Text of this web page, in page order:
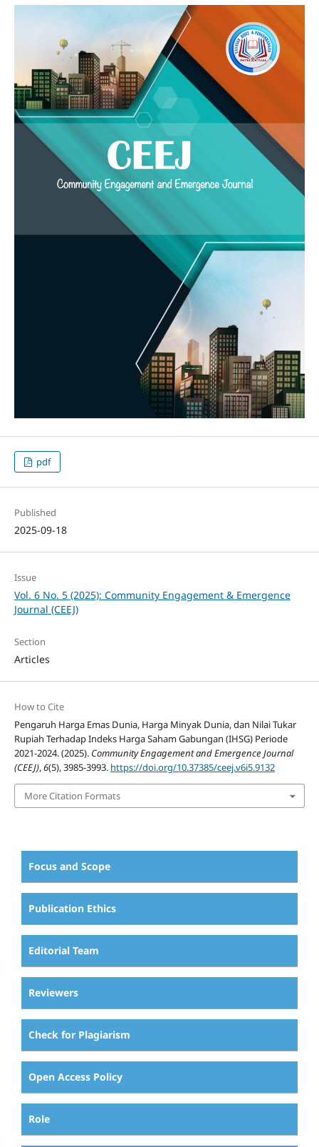
pdf
Published
2025-09-18
Issue
Vol. 6 No. 5 (2025): Community Engagement & Emergence
Journal (CEEJ)
Section
Articles
How to Cite
Pengaruh Harga Emas Dunia, Harga Minyak Dunia, dan Nilai Tukar
Rupiah Terhadap Indeks Harga Saham Gabungan (IHSG) Periode
2021-2024. (2025). Community Engagement and Emergence Journal
(CEEJ),6(5), 3985-3993. https://doi.org/10.37385/ceej.v6i5.9132
More Citation Formats
Focus and Scope
Publication Ethics
Editorial Team
Reviewers
Check for Plagiarism
Open Access Policy
Role